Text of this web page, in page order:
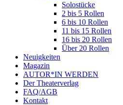
Solostücke
2 bis 5 Rollen
6 bis 10 Rollen
11 bis 15 Rollen
16 bis 20 Rollen
Über 20 Rollen
Neuigkeiten
Magazin
AUTOR*IN WERDEN
Der Theaterverlag
FAQ/AGB
Kontakt